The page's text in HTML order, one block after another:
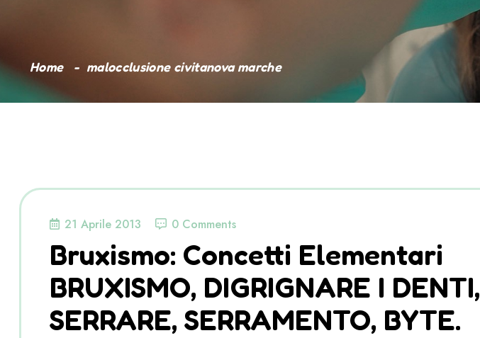
Home malocclusione civitanova marche
21 Aprile 2013 0 Comments
Bruxismo: Concetti Elementari
BRUXISMO, DIGRIGNARE I DENTI,
SERRARE, SERRAMENTO, BYTE.